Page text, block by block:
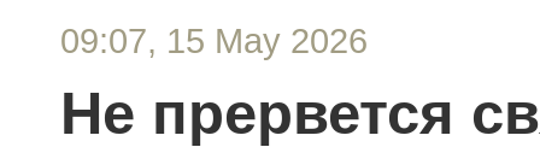
09:07, 15 May 2026
Не прервется